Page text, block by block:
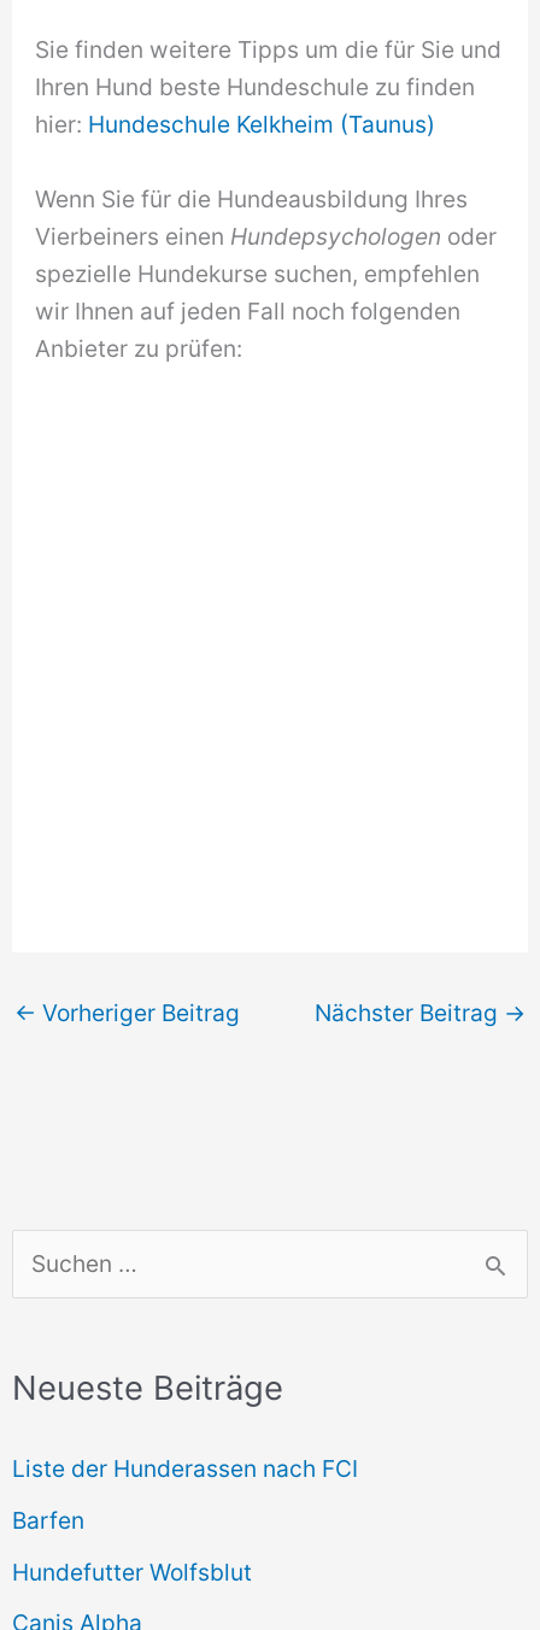
u
h
n
n
a
c
Neueste Beiträge
Liste der Hunderassen nach FCI
Barfen
Hundefutter Wolfsblut
Canis Alpha
Sie finden weitere Tipps um die für Sie und
Ihren Hund beste Hundeschule zu finden
hier: Hundeschule Kelkheim (Taunus)
Wenn Sie für die Hundeausbildung Ihres
Vierbeiners einen Hundepsychologen oder
spezielle Hundekurse suchen, empfehlen
wir Ihnen auf jeden Fall noch folgenden
Anbieter zu prüfen:
← Vorheriger Beitrag Nächster Beitrag →